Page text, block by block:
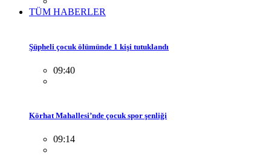
TÜM HABERLER
Şüpheli çocuk ölümünde 1 kişi tutuklandı
09:40
Körhat Mahallesi’nde çocuk spor şenliği
09:14